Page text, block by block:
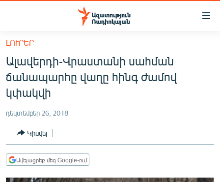
Մատչելիության
հիմնական
բովանդակությանը
Անցնել
հիմնական
մենյուին
ՀԱՅԱՍՏԱՆ
ՔԱՂԱՔԱԿԱՆ
ՀԱՍԱՐԱԿՈՒԹՅՈՒՆ
ՏՆՏԵՍՈՒԹՅՈՒՆ
ՂԱՐԱԲԱՂ
ԼՈՒՐԵՐ
Ալավերդի-Վրաստանի սահման
ճանապարհը վաղը հինգ ժամով
կփակվի
դեկտեմբեր 26, 2018
Կիսվել
Ավելացրեք մեզ Google-ում